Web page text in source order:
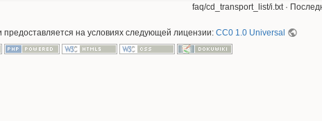
faq/cd_transport_list/i.txt·
предоставляется на условиях следующей лицензии: CC0 1.0 Universal